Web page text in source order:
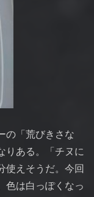
の「荒びきさな
りある。「チヌに
使えそうだ。今回
色は白っぽくなっ